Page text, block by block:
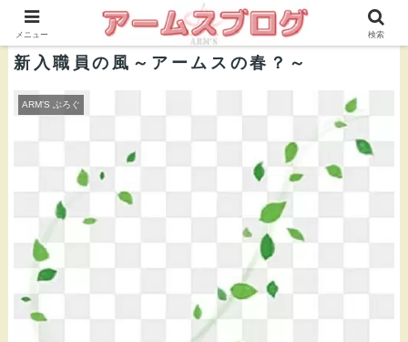
株式会社ＡＲＭ’Ｓ 公式ブログ
新入職員の風～アームスの春？～
ARM’S ぶろぐ
メニュー 検索